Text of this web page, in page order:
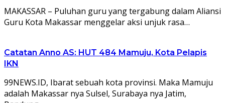
MAKASSAR – Puluhan guru yang tergabung dalam Aliansi
Guru Kota Makassar menggelar aksi unjuk rasa…
Catatan Anno AS: HUT 484 Mamuju, Kota Pelapis
IKN
99NEWS.ID, Ibarat sebuah kota provinsi. Maka Mamuju
adalah Makassar nya Sulsel, Surabaya nya Jatim,